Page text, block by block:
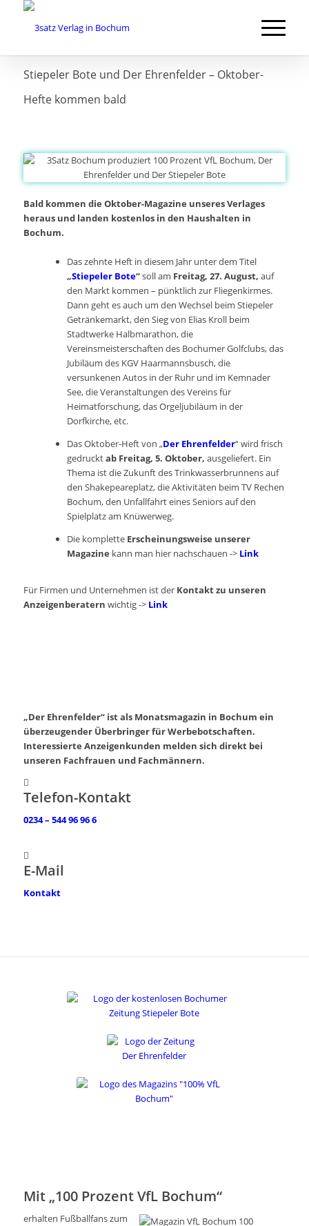
Stiepeler Bote und Der Ehrenfelder – Oktober-
Hefte kommen bald
Bald kommen die Oktober-Magazine unseres Verlages
heraus und landen kostenlos in den Haushalten in
Bochum.
Das zehnte Heft in diesem Jahr unter dem Titel
„Stiepeler Bote“soll am Freitag, 27. August, auf
den Markt kommen – pünktlich zur Fliegenkirmes.
Dann geht es auch um den Wechsel beim Stiepeler
Getränkemarkt, den Sieg von Elias Kroll beim
Stadtwerke Halbmarathon, die
Vereinsmeisterschaften des Bochumer Golfclubs, das
Jubiläum des KGV Haarmannsbusch, die
versunkenen Autos in der Ruhr und im Kemnader
See, die Veranstaltungen des Vereins für
Heimatforschung, das Orgeljubiläum in der
Dorfkirche, etc.
Das Oktober-Heft von „Der Ehrenfelder“ wird frisch
gedrucktab Freitag, 5. Oktober, ausgeliefert. Ein
Thema ist die Zukunft des Trinkwasserbrunnens auf
den Shakepeareplatz, die Aktivitäten beim TV Rechen
Bochum, den Unfallfahrt eines Seniors auf den
Spielplatz am Knüwerweg.
Die kompletteErscheinungsweise unserer
Magazine kann man hier nachschauen -> Link
Für Firmen und Unternehmen ist der Kontakt zu unseren
Anzeigenberatern wichtig -> Link
„Der Ehrenfelder“ ist als Monatsmagazin in Bochum ein
überzeugender Überbringer für Werbebotschaften.
Interessierte Anzeigenkunden melden sich direkt bei
unseren Fachfrauen und Fachmännern.
Telefon-Kontakt
0234 – 544 96 96 6
E-Mail
Kontakt
Mit „100 Prozent VfL Bochum“
erhalten Fußballfans zum